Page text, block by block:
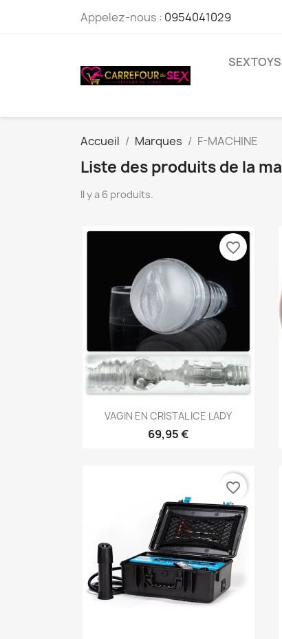
Appelez-nous : 0954041029
SEXTOYS
Accueil Marques F-MACHINE
Liste des produits de la
Il y a 6 produits.
Aperçu rapide
VAGIN EN CRISTAL ICE LADY
69,95 €
favorite_border
favorite_border